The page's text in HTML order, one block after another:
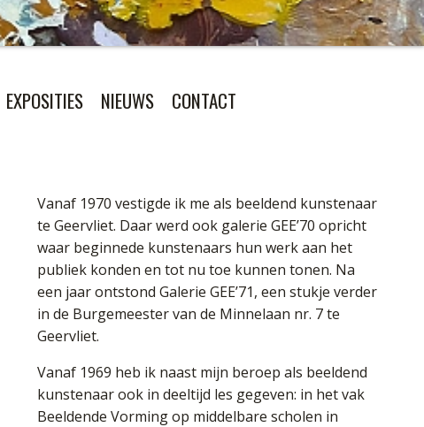
EXPOSITIES NIEUWS CONTACT
Vanaf 1970 vestigde ik me als beeldend kunstenaar
te Geervliet. Daar werd ook galerie GEE’70 opricht
waar beginnede kunstenaars hun werk aan het
publiek konden en tot nu toe kunnen tonen. Na
een jaar ontstond Galerie GEE’71, een stukje verder
in de Burgemeester van de Minnelaan nr. 7 te
Geervliet.
Vanaf 1969 heb ik naast mijn beroep als beeldend
kunstenaar ook in deeltijd les gegeven: in het vak
Beeldende Vorming op middelbare scholen in